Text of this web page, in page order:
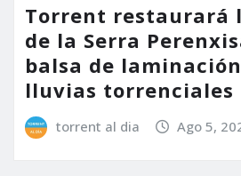
Torrent restaurará
de la Serra
balsa de
lluvias torrenciales
torrent al dia Ago 5,